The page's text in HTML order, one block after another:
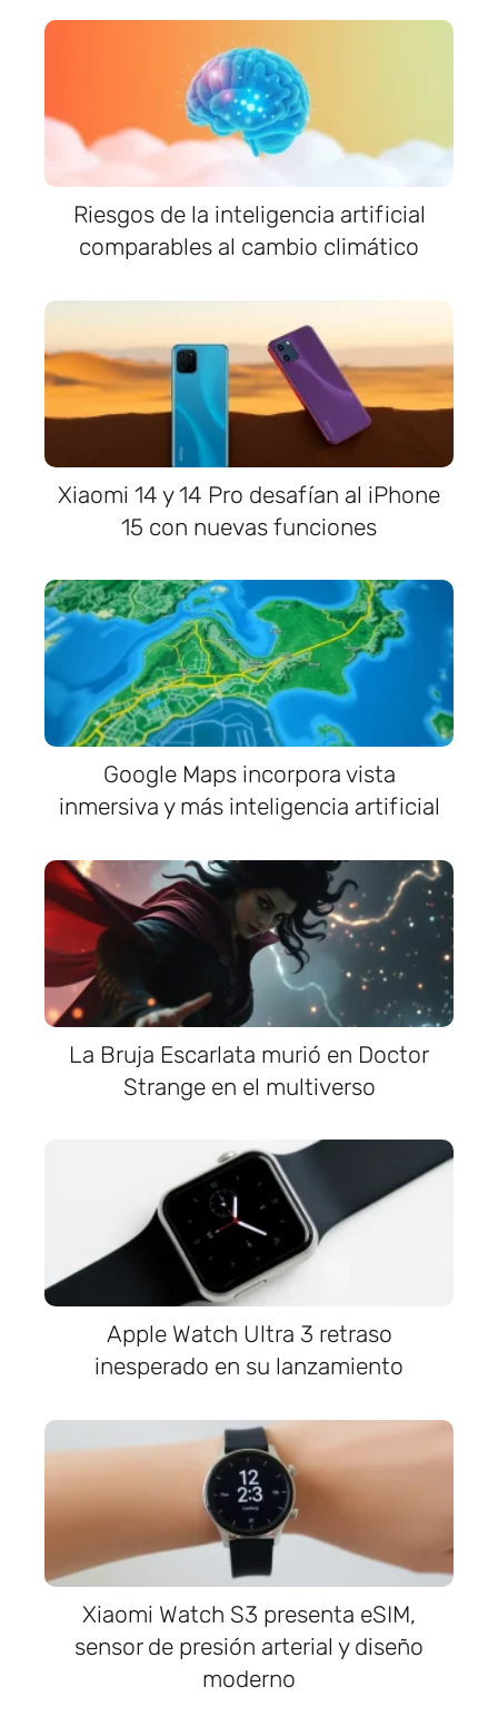
Riesgos de la inteligencia artificial
comparables al cambio climático
Xiaomi 14 y 14 Pro desafían al iPhone
15 con nuevas funciones
Google Maps incorpora vista
inmersiva y más inteligencia artificial
La Bruja Escarlata murió en Doctor
Strange en el multiverso
Apple Watch Ultra 3 retraso
inesperado en su lanzamiento
Xiaomi Watch S3 presenta eSIM,
sensor de presión arterial y diseño
moderno